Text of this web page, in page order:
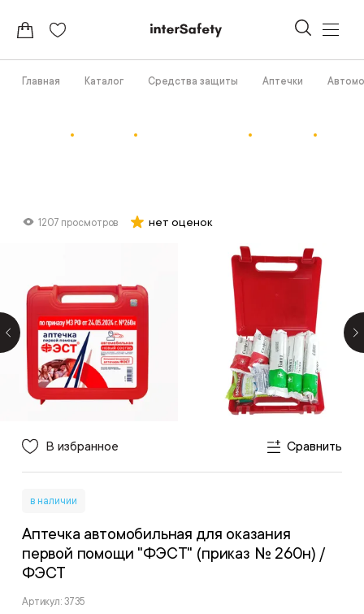
Главная Каталог Средства защиты Аптечки
1207 просмотров нет оценок
В избранное Сравнить
в наличии
Аптечка автомобильная для оказания
первой помощи "ФЭСТ" (приказ № 260н) /
ФЭСТ
Артикул: 3735